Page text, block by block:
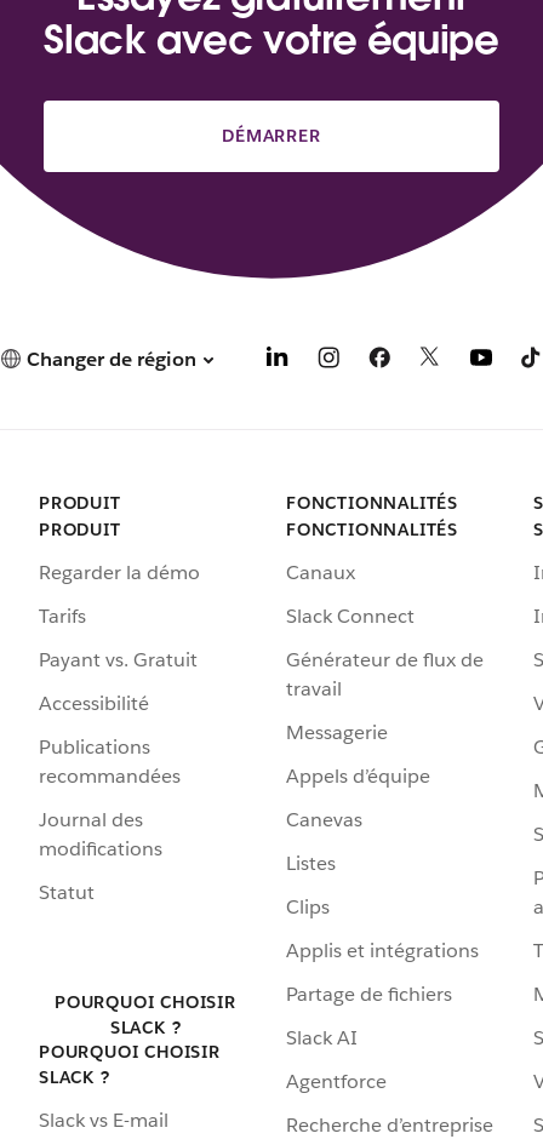
Slack avec votre équipe
DÉMARRER
Changer de région
PRODUIT
PRODUIT
Regarder la démo
Tarifs
Payant vs. Gratuit
Accessibilité
Publications
recommandées
Journal des
modifications
Statut
POURQUOI CHOISIR
SLACK ?
POURQUOI CHOISIR
SLACK ?
Slack vs E-mail
FONCTIONNALITÉS
FONCTIONNALITÉS
Canaux
Slack Connect
Générateur de flux de
travail
Messagerie
Appels d’équipe
Canevas
Listes
Clips
Applis et intégrations
Partage de fichiers
Slack AI
Agentforce
Recherche d’entreprise